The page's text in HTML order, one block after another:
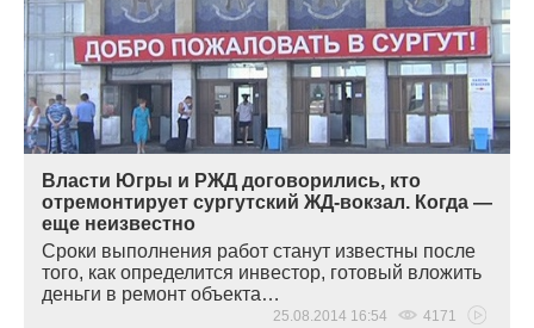
Власти Югры и РЖД договорились, кто
отремонтирует сургутский ЖД-вокзал. Когда —
еще неизвестно
Сроки выполнения работ станут известны после
того, как определится инвестор, готовый вложить
деньги в ремонт объекта…
25.08.2014 16:54 4171